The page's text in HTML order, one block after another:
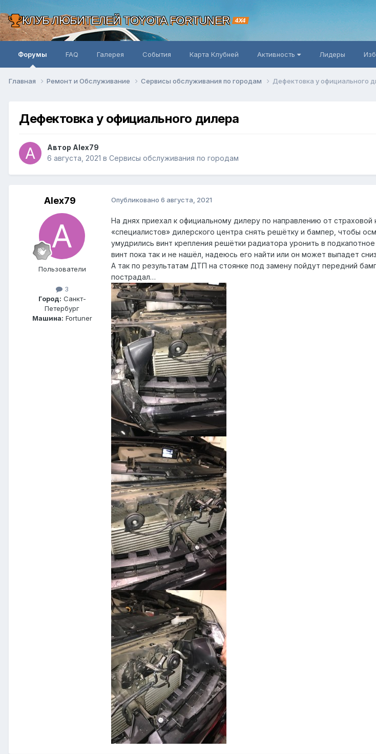
КЛУБ ЛЮБИТЕЛЕЙ TOYOTA FORTUNER 4X4
Форумы FAQ Галерея События Карта Клубней Активность Лидеры
Главная Ремонт и Обслуживание Сервисы обслуживания по городам Дефектовка у официального
Дефектовка у официального дилера
Автор Alex79
6 августа, 2021 в Сервисы обслуживания по городам
Alex79
Пользователи
3
Город: Санкт-
Петербург
Машина: Fortuner
Опубликовано 6 августа, 2021
На днях приехал к официальному дилеру по направлению от
«специалистов» дилерского центра снять решётку и бампер, чтобы
умудрились винт крепления решётки радиатора уронить в
винт пока так и не нашёл, надеюсь его найти или он может выпадет
А так по результатам ДТП на стоянке под замену пойдут передний
пострадал…